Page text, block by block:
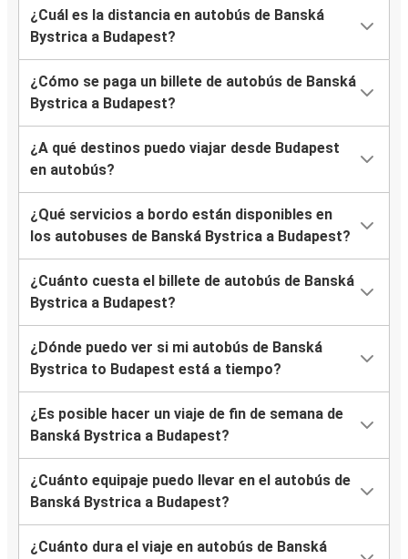
¿Cuál es la distancia en autobús de Banská
Bystrica a Budapest?
¿Cómo se paga un billete de autobús de Banská
Bystrica a Budapest?
¿A qué destinos puedo viajar desde Budapest
en autobús?
¿Qué servicios a bordo están disponibles en
los autobuses de Banská Bystrica a Budapest?
¿Cuánto cuesta el billete de autobús de Banská
Bystrica a Budapest?
¿Dónde puedo ver si mi autobús de Banská
Bystrica to Budapest está a tiempo?
¿Es posible hacer un viaje de fin de semana de
Banská Bystrica a Budapest?
¿Cuánto equipaje puedo llevar en el autobús de
Banská Bystrica a Budapest?
¿Cuánto dura el viaje en autobús de Banská